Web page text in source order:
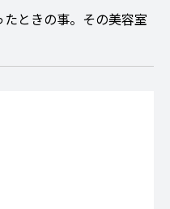
ときの事。その美容室